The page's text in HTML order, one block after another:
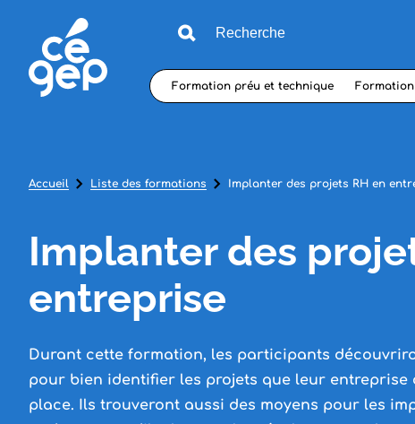
Formation préu et technique
Accueil Liste des formations Implanter des projets RH en
Implanter des
entreprise
Durant cette formation, les participants
pour bien identifier les projets que leur entreprise
place. Ils trouveront aussi des moyens pour les